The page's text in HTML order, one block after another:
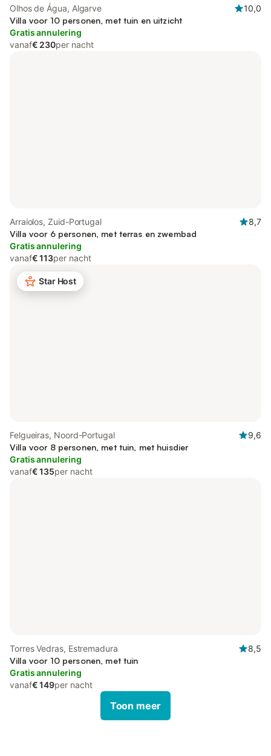
Olhos de Água, Algarve
10,0
Villa voor 10 personen, met tuin en uitzicht
Gratis annulering
vanaf€ 230per nacht
Arraiolos, Zuid-Portugal
8,7
Villa voor 6 personen, met terras en zwembad
Gratis annulering
vanaf€ 113per nacht
Star Host
Felgueiras, Noord-Portugal
9,6
Villa voor 8 personen, met tuin, met huisdier
Gratis annulering
vanaf€ 135per nacht
Torres Vedras, Estremadura
8,5
Villa voor 10 personen, met tuin
Gratis annulering
vanaf€ 149per nacht
Toon meer